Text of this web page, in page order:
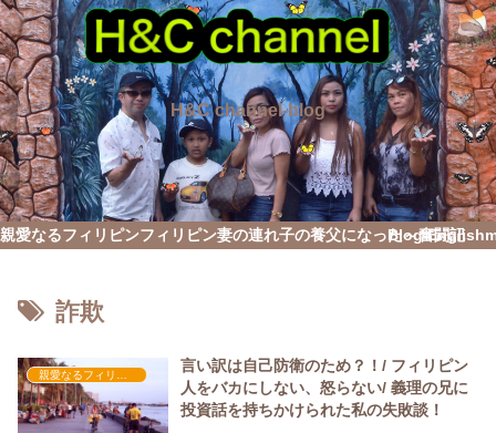
H&C channel-blog
親愛なるフィリピンフィリピン妻の連れ子の養父になった～奮闘記
Blog
詐欺
言い訳は自己防衛のため？！/ フィリピン
人をバカにしない、怒らない/ 義理の兄に
投資話を持ちかけられた私の失敗談！